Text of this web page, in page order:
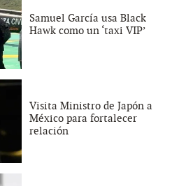
Samuel García usa Black
Hawk como un ‘taxi VIP’
Visita Ministro de Japón a
México para fortalecer
relación